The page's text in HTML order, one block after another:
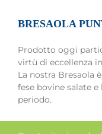
BRESAOLA
Prodotto oggi
virtù di eccellenza
La nostra Bresaola
fese bovine salate
periodo.